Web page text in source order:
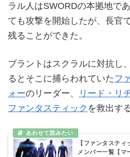
ラル人はSWORDの本拠地で
ても攻撃を開始したが、長官
残ることができた。
ブラントはスクラルに対抗し
るとそこに捕らわれていた フ
ォーのリーダー、
リード・リ
ファンタスティック を救出す
【ファンタステ
メンバー一覧【マ